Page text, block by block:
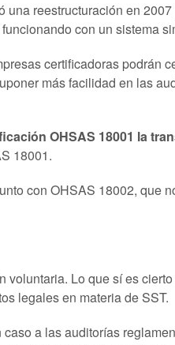
reestructuración en
con un sistema
certificadoras podrán
más facilidad en las
OHSAS 18001 la
18001.
con OHSAS 18002, que
Lo que sí es
legales en materia de SST.
a las auditorías